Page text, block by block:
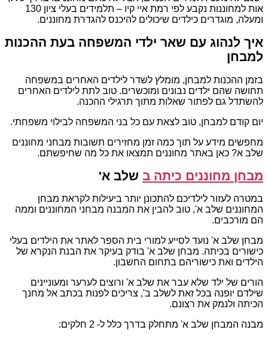
אות למחוננות נקבע לפי רמת איי קיו – תלמידים בעלי ציון 130
ומעלה, מוגדרים כילדים שיכולים להיכנס להגדרת מחוננים.
איך לנהוג עם שאר ילדי המשפחה בעת ההכנות
למבחן
בזמן ההכנות למבחן, מומלץ לשדר לילדים האחרים במשפחה
תחושה שהם ילדים נבונים ומוכשרים. טוב לתת לילדים האחרים
להשתדל גם לפתור שאלות מתוך תרגילי ההכנה.
יום קודם למבחן, טוב לצאת עם כל בני המשפחה לבילוי משפחתי.
מחפשים מידע על תוך כמה זמן מחזירים תשובות מבחני מחוננים
שלב א? כאן באתר מחוננים תמצאו את כל מה שחיפשתם.
מבחן מחוננים כיתה ב שלב א'
במטרה לעזור לילדיכם להתכונן יותר ביעילות לקראת מבחן
המחוננים שלב א', טוב להבין את המבנה מבחני המחוננים וממה
הם מורכבים.
מבחן שלב א' נועד לסייע למורי בית הספר לאתר את הילדים בעלי
כישורים בכיתה. מבחן שלב א' בודק בעיקר את הבנת הנקרא של
הילדים ואת כישוריהם בתחום החשבון.
הורים של ילד שלא עבר את שלב א' ורוצים לערער ומעוניינים
שילדם יופנה בכל זאת לשלב ב', צריכים לפנות בכתב אל מחנך
הכיתה ולנמק את רצונם.
מבנה המבחן שלב א' מתחלק בדרך כלל ל- 2 חלקים: